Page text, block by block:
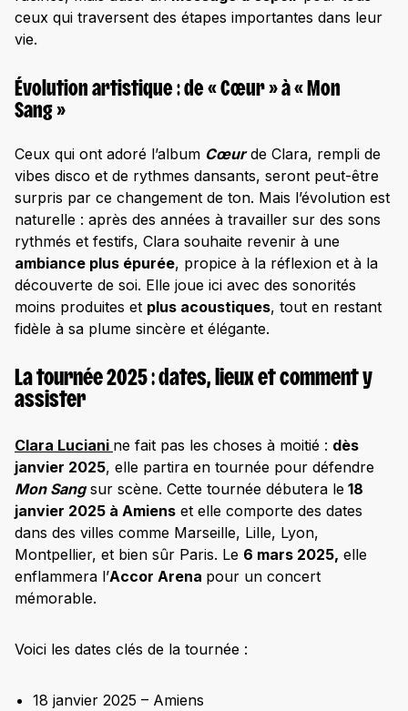
ceux qui traversent des étapes importantes dans leur
vie.
Évolution artistique : de « Cœur » à « Mon
Sang »
Ceux qui ont adoré l’album Cœurde Clara, rempli de
vibes disco et de rythmes dansants, seront peut-être
surpris par ce changement de ton. Mais l’évolution est
naturelle : après des années à travailler sur des sons
rythmés et festifs, Clara souhaite revenir à une
ambiance plus épurée, propice à la réflexion et à la
découverte de soi. Elle joue ici avec des sonorités
moins produites et plus acoustiques, tout en restant
fidèle à sa plume sincère et élégante.
La tournée 2025 : dates, lieux et comment y
assister
Clara Luciani ne fait pas les choses à moitié : dès
janvier 2025, elle partira en tournée pour défendre
Mon Sangsur scène. Cette tournée débutera le 18
janvier 2025 à Amiens et elle comporte des dates
dans des villes comme Marseille, Lille, Lyon,
Montpellier, et bien sûr Paris. Le 6 mars 2025, elle
enflammera l’Accor Arena pour un concert
mémorable.
Voici les dates clés de la tournée :
18 janvier 2025 – Amiens